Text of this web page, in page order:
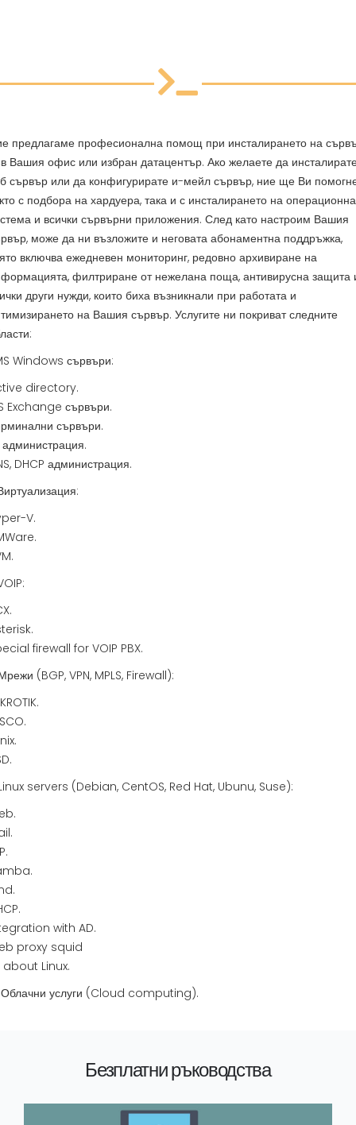
предлагаме професионална помощ при инсталирането на
Вашия офис или избран датацентър. Ако желаете да
сървър или да конфигурирате и-мейл сървър, ние ще Ви
с подбора на хардуера, така и с инсталирането на операционна
и всички сървърни приложения. След като настроим Вашия
може да ни възложите и неговата абонаментна поддръжка,
включва ежедневен мониторинг, редовно архивиране на
филтриране от нежелана поща, антивирусна защита
други нужди, които биха възникнали при работата и
на Вашия сървър. Услугите ни покриват следните
Windows сървъри:
directory.
Exchange сървъри.
сървъри.
администрация.
DHCP администрация.
V.
firewall for VOIP PBX.
(BGP, VPN, MPLS, Firewall):
servers (Debian, CentOS, Red Hat, Ubunu, Suse):
with AD.
proxy squid
about Linux.
услуги (Cloud computing).
Безплатни ръководства